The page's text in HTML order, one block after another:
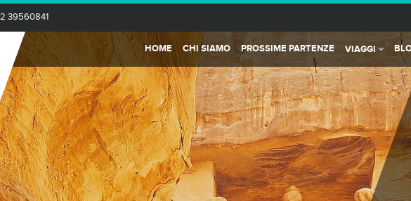
39560841
HOME CHI SIAMO PROSSIME PARTENZE VIAGGI